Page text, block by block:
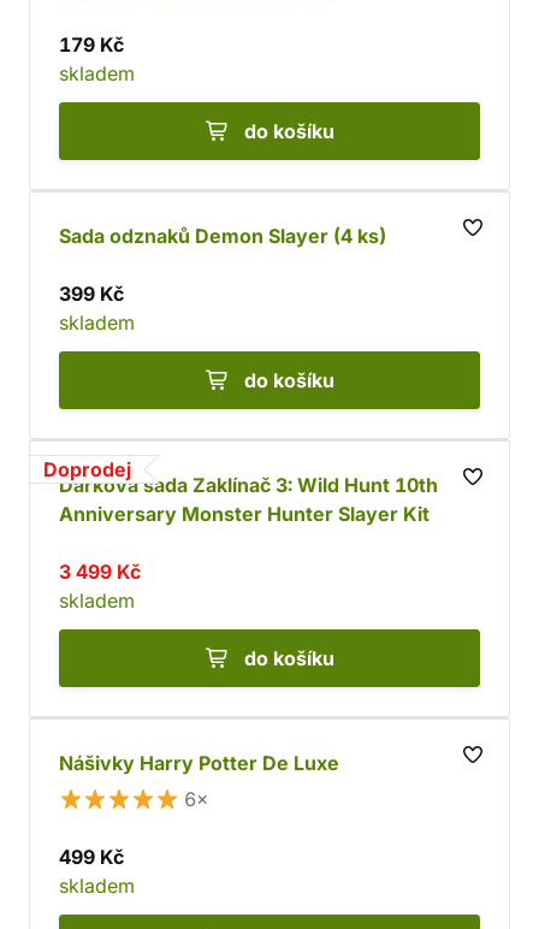
179 Kč
skladem
do košíku
Sada odznaků Demon Slayer (4 ks)
399 Kč
skladem
do košíku
Doprodej
Dárková sada Zaklínač 3: Wild Hunt 10th
Anniversary Monster Hunter Slayer Kit
3 499 Kč
skladem
do košíku
Nášivky Harry Potter De Luxe
6×
499 Kč
skladem